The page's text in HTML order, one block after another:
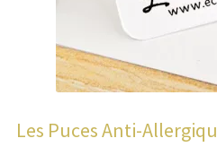
Les Puces Anti-